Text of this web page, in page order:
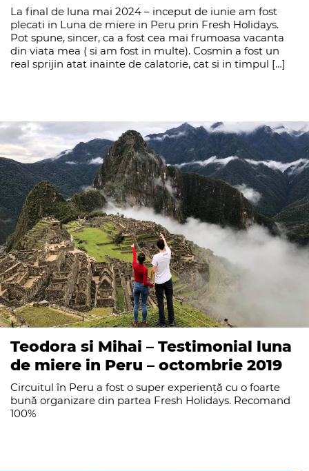
La final de luna mai 2024 – inceput de iunie am fost
plecati in Luna de miere in Peru prin Fresh Holidays.
Pot spune, sincer, ca a fost cea mai frumoasa vacanta
din viata mea ( si am fost in multe). Cosmin a fost un
real sprijin atat inainte de calatorie, cat si in timpul […]
Teodora si Mihai – Testimonial luna
de miere in Peru – octombrie 2019
Circuitul în Peru a fost o super experiență cu o foarte
bună organizare din partea Fresh Holidays. Recomand
100%